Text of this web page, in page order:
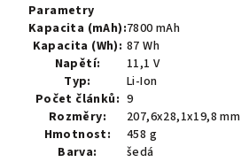
Parametry
Kapacita (mAh):7800 mAh
Kapacita (Wh): 87 Wh
Napětí:
11,1 V
Typ:
Li-Ion
Počet článků: 9
Rozměry:
207,6x28,1x19,8 mm
Hmotnost:
458 g
Barva:
šedá